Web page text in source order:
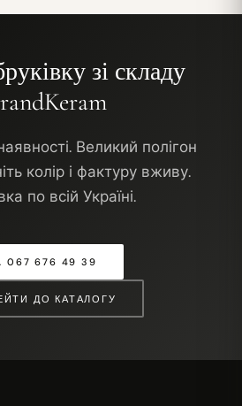
зі складу
Великий полігон
колір і фактуру вживу.
по всій Україні.
067 676 49 39
ДО КАТАЛОГУ